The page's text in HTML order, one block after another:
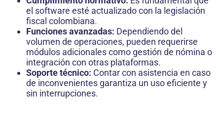
el software esté actualizado con la legislación
fiscal colombiana.
Funciones avanzadas: Dependiendo del
volumen de operaciones, pueden requerirse
módulos adicionales como gestión de nómina o
integración con otras plataformas.
Soporte técnico: Contar con asistencia en caso
de inconvenientes garantiza un uso eficiente y
sin interrupciones.